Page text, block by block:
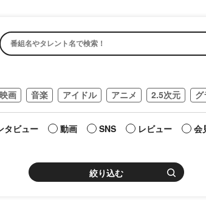
映画 音楽 アイドル アニメ 2.5次元
タビュー 動画 SNS レビュー 会
絞り込む